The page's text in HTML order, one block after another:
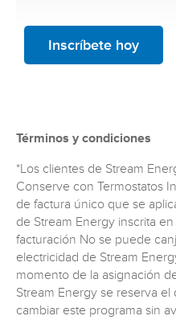
Inscríbete hoy
Términos y condiciones
*Los clientes de Stream
Conserve con Termostatos
de factura único que se
de Stream Energy inscrita
facturación No se puede
electricidad de Stream
momento de la asignación
Stream Energy se reserva
cambiar este programa sin